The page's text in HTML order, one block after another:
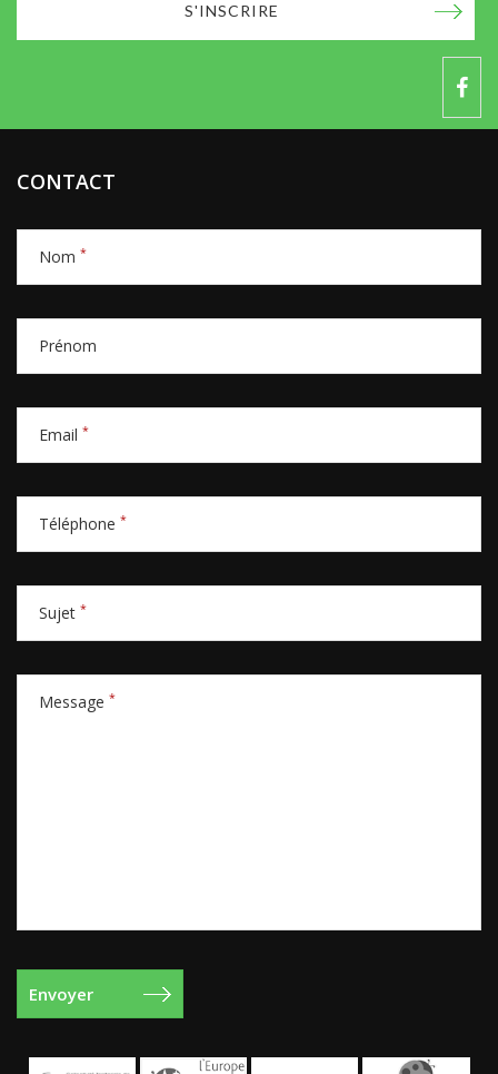
S'INSCRIRE
CONTACT
Nom *
Prénom
Email *
Téléphone *
Sujet *
Message *